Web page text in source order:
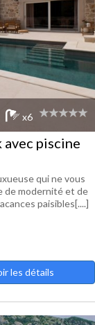
x6
piscine
qui ne vous
de modernité et de
paisibles[....]
les détails